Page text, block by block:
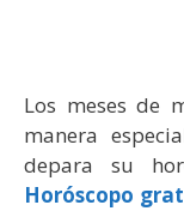
Los meses de
manera
depara su
Horóscopo